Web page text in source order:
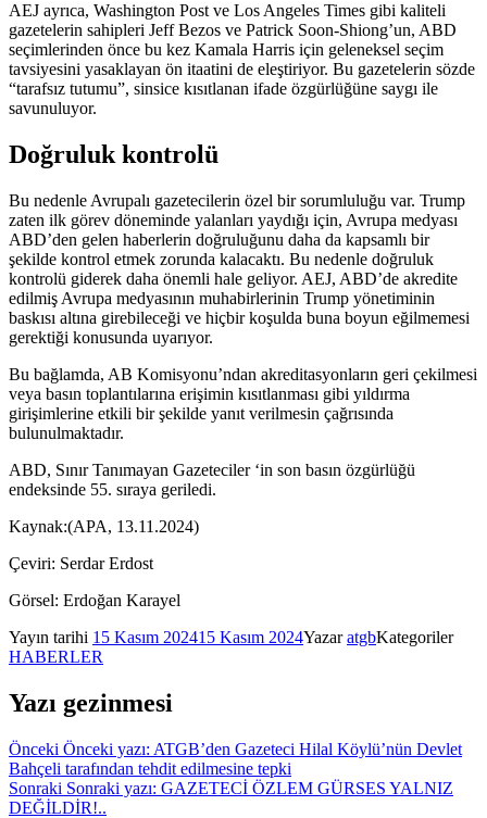
AEJ ayrıca, Washington Post ve Los Angeles Times gibi kaliteli
gazetelerin sahipleri Jeff Bezos ve Patrick Soon-Shiong’un, ABD
seçimlerinden önce bu kez Kamala Harris için geleneksel seçim
tavsiyesini yasaklayan ön itaatini de eleştiriyor. Bu gazetelerin sözde
“tarafsız tutumu”, sinsice kısıtlanan ifade özgürlüğüne saygı ile
savunuluyor.
Doğruluk kontrolü
Bu nedenle Avrupalı gazetecilerin özel bir sorumluluğu var. Trump
zaten ilk görev döneminde yalanları yaydığı için, Avrupa medyası
ABD’den gelen haberlerin doğruluğunu daha da kapsamlı bir
şekilde kontrol etmek zorunda kalacaktı. Bu nedenle doğruluk
kontrolü giderek daha önemli hale geliyor. AEJ, ABD’de akredite
edilmiş Avrupa medyasının muhabirlerinin Trump yönetiminin
baskısı altına girebileceği ve hiçbir koşulda buna boyun eğilmemesi
gerektiği konusunda uyarıyor.
Bu bağlamda, AB Komisyonu’ndan akreditasyonların geri çekilmesi
veya basın toplantılarına erişimin kısıtlanması gibi yıldırma
girişimlerine etkili bir şekilde yanıt verilmesin çağrısında
bulunulmaktadır.
ABD, Sınır Tanımayan Gazeteciler ‘in son basın özgürlüğü
endeksinde 55. sıraya geriledi.
Kaynak:(APA, 13.11.2024)
Çeviri: Serdar Erdost
Görsel: Erdoğan Karayel
Yayın tarihi 15 Kasım 202415 Kasım 2024YazaratgbKategoriler
HABERLER
Yazı gezinmesi
Önceki Önceki yazı: ATGB’den Gazeteci Hilal Köylü’nün Devlet
Bahçeli tarafından tehdit edilmesine tepki
Sonraki Sonraki yazı: GAZETECİ ÖZLEM GÜRSES YALNIZ
DEĞİLDİR!..